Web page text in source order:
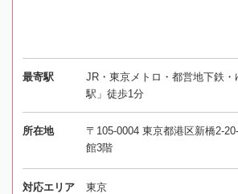
最寄駅
JR・東京メトロ・都営地下鉄
駅」徒歩1分
所在地
〒105-0004 東京都港区新橋2-
館3階
対応エリア 東京